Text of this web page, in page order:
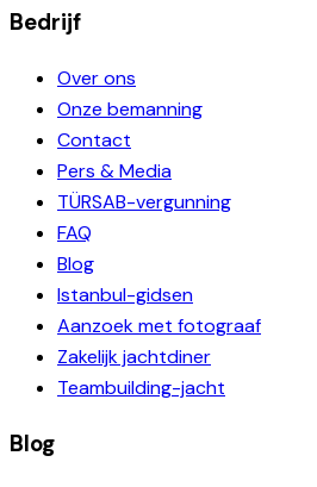
Bedrijf
Over ons
Onze bemanning
Contact
Pers & Media
TÜRSAB-vergunning
FAQ
Blog
Istanbul-gidsen
Aanzoek met fotograaf
Zakelijk jachtdiner
Teambuilding-jacht
Blog